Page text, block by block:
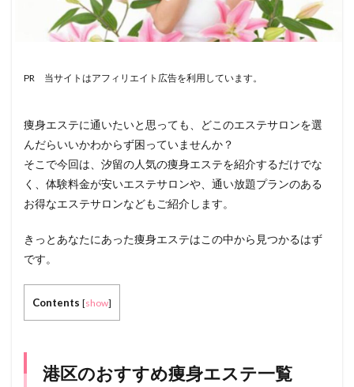
PR 当サイトはアフィリエイト広告を利用しています。
痩身エステに通いたいと思っても、どこのエステサロンを選
んだらいいかわからず困っていませんか？
そこで今回は、汐留の人気の痩身エステを紹介するだけでな
く、体験料金が安いエステサロンや、通い放題プランのある
お得なエステサロンなどもご紹介します。
きっとあなたにあった痩身エステはこの中から見つかるはず
です。
Contents [show]
港区のおすすめ痩身エステ一覧